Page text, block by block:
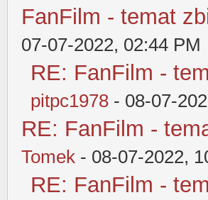
FanFilm - temat
07-07-2022, 02:44 PM
RE: FanFilm -
pitpc1978 - 08-07-
RE: FanFilm -
Tomek - 08-07-2022,
RE: FanFilm -